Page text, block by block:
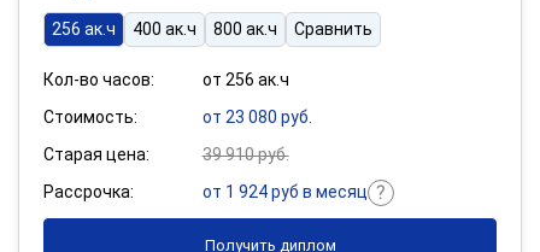
256 ак.ч 400 ак.ч 800 ак.ч Сравнить
Кол-во часов:
от 256 ак.ч
Стоимость:
от 23 080 руб.
Старая цена:
39 910 руб.
Рассрочка:
от 1 924 руб в месяц
Получить диплом